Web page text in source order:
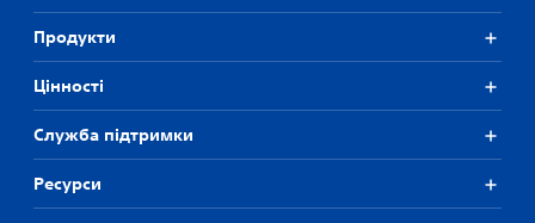
Продукти
Цiнностi
Служба підтримки
Ресурси